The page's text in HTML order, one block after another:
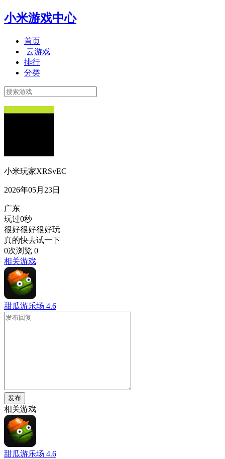
小米游戏中心
首页
云游戏
排行
分类
小米玩家XRSvEC
2026年05月23日
广东
玩过0秒
很好很好很好玩
真的快去试一下
0次浏览 0
相关游戏
甜瓜游乐场 4.6
发布
相关游戏
甜瓜游乐场 4.6